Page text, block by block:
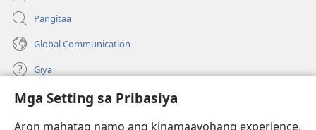
Mga Setting sa Pribasiya
Aron mahatag namo ang kinamaayohang experience,
Pangitaa
Global Communication
Giya
Donasyon
(mo-
open